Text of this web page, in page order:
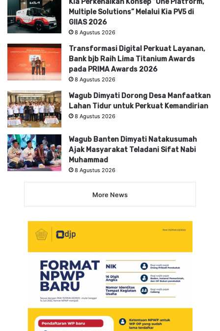
Multiple Solutions” Melalui Kia PV5 di
GIIAS 2026
8 Agustus 2026
Transformasi Digital Perkuat Layanan,
Bank bjb Raih Lima Titanium Awards
pada PRIMA Awards 2026
8 Agustus 2026
Wagub Dimyati Dorong Desa Manfaatkan
Lahan Tidur untuk Perkuat Kemandirian
8 Agustus 2026
Wagub Banten Dimyati Natakusumah
Ajak Masyarakat Teladani Sifat Nabi
Muhammad
8 Agustus 2026
More News